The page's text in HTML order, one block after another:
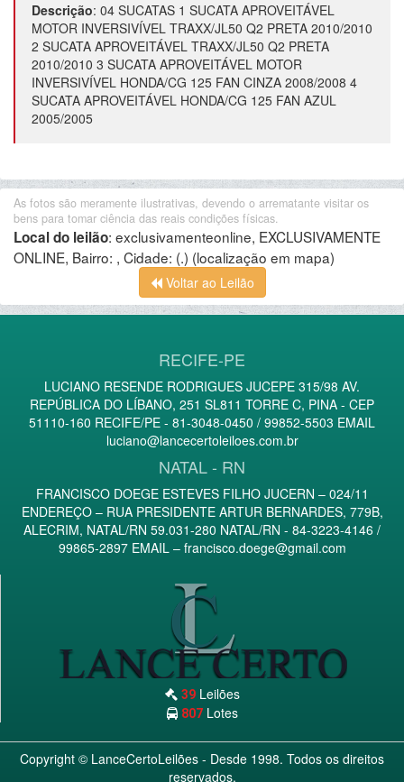
Descrição: 04 SUCATAS 1 SUCATA APROVEITÁVEL
MOTOR INVERSIVÍVEL TRAXX/JL50 Q2 PRETA 2010/2010
2 SUCATA APROVEITÁVEL TRAXX/JL50 Q2 PRETA
2010/2010 3 SUCATA APROVEITÁVEL MOTOR
INVERSIVÍVEL HONDA/CG 125 FAN CINZA 2008/2008 4
SUCATA APROVEITÁVEL HONDA/CG 125 FAN AZUL
2005/2005
As fotos são meramente ilustrativas, devendo o arrematante visitar os
bens para tomar ciência das reais condições físicas.
Local do leilão: exclusivamenteonline, EXCLUSIVAMENTE
ONLINE, Bairro: , Cidade: (.) (localização em mapa)
Voltar ao Leilão
RECIFE-PE
LUCIANO RESENDE RODRIGUES JUCEPE 315/98 AV.
REPÚBLICA DO LÍBANO, 251 SL811 TORRE C, PINA - CEP
51110-160 RECIFE/PE - 81-3048-0450 / 99852-5503 EMAIL
luciano@lancecertoleiloes.com.br
NATAL - RN
FRANCISCO DOEGE ESTEVES FILHO JUCERN – 024/11
ENDEREÇO – RUA PRESIDENTE ARTUR BERNARDES, 779B,
ALECRIM, NATAL/RN 59.031-280 NATAL/RN - 84-3223-4146 /
99865-2897 EMAIL – francisco.doege@gmail.com
39 Leilões
807 Lotes
Copyright © LanceCertoLeilões - Desde 1998. Todos os direitos
reservados.